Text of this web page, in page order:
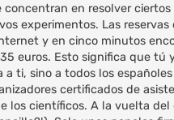
en resolver
experimentos. Las
y en cinco minutos
euros. Esto significa que
ti, sino a todos los
certificados de
los científicos. A la vuelta